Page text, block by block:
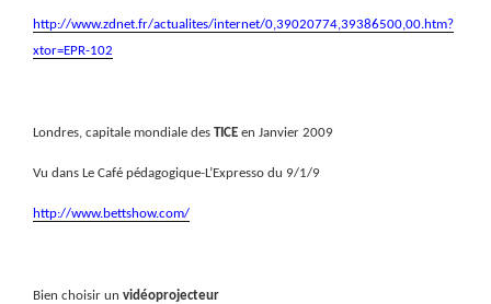
http://www.zdnet.fr/actualites/internet/0,39020774,39386500,00.htm?
xtor=EPR-102
Londres, capitale mondiale des TICE en Janvier 2009
Vu dans Le Café pédagogique-L’Expresso du 9/1/9
http://www.bettshow.com/
Bien choisir un vidéoprojecteur